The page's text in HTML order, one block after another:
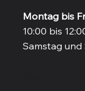
Montag bis
10:00 bis
Samstag